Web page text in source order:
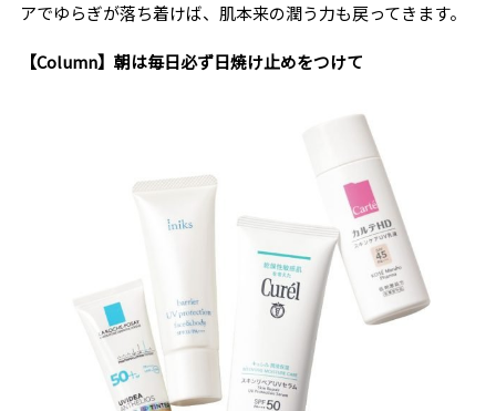
アでゆらぎが落ち着けば、肌本来の潤う力も戻ってきます。
【Column】朝は毎日必ず日焼け止めをつけて